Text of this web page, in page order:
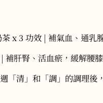
x 3 功效 | 補氣血、通
補肝腎、活血瘀，緩解腰
「清」和「調」的調理後